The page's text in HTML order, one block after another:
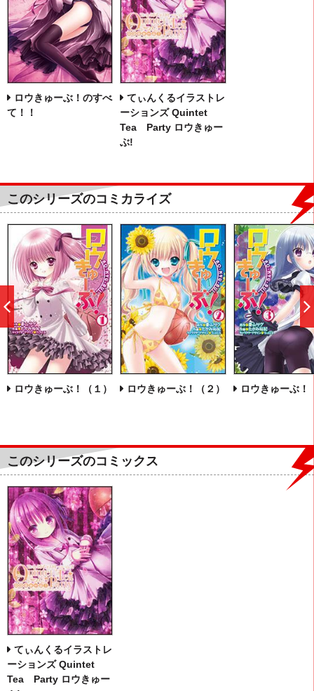
ロウきゅーぶ！のすべ
て！！
てぃんくるイラストレ
ーションズ Quintet
Tea Party ロウきゅー
ぶ!
このシリーズのコミカライズ
ロウきゅーぶ！（１） ロウきゅーぶ！（２） ロウきゅーぶ！
へ
このシリーズのコミックス
てぃんくるイラストレ
ーションズ Quintet
Tea Party ロウきゅー